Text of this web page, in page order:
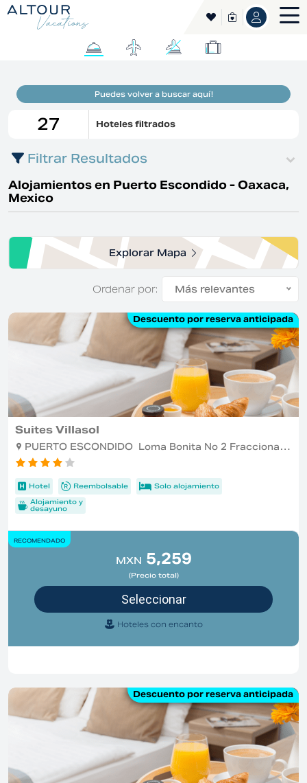
Puedes volver a buscar aquí!
27 Hoteles filtrados
Filtrar Resultados
Hoteles De Playa
Hoteles Para Familias
Hamak Hotels
Promociones
Tarifa No Reembolsable. No Acepta Modifi
Ofertas
Descuento Por Reserva Anticipada
Descuento Exclusivo
Alojamientos en Puerto Escondido - Oaxaca,
Mexico
Explorar Mapa
Ordenar por: Más relevantes
Suites Villasol
PUERTO ESCONDIDO Loma Bonita No 2 Fraccionamiento Bacocho , PUERTO ESCONDIDO
Hotel Reembolsable
Solo alojamiento
Alojamiento y
desayuno
Descuento por reserva anticipada
RECOMENDADO
MXN 5,259
(Precio total)
Hoteles con encanto
Descuento por reserva anticipada